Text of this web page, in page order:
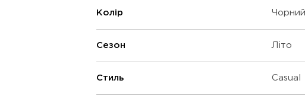
Колір Чорний
Сезон Літо
Стиль Casual